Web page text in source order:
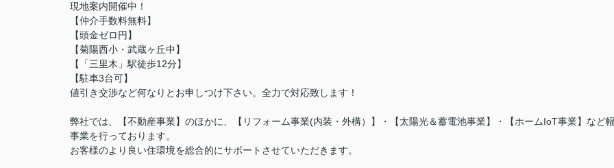
現地案内開催中！
【仲介手数料無料】
【頭金ゼロ円】
【菊陽西小・武蔵ヶ丘中】
【「三里木」駅徒歩12分】
【駐車3台可】
値引き交渉など何なりとお申しつけ下さい。全力で対応致します！
弊社では、【不動産事業】のほかに、【リフォーム事業(内装・外構）】・【太陽光＆蓄電池事業】・【ホームIoT事業】など
事業を行っております。
お客様のより良い住環境を総合的にサポートさせていただきます。